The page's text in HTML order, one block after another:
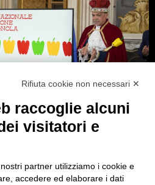
è una delle più grandi e
e la più
a un prodotto agricolo.
Rifiuta cookie non necessari ✕
raccoglie alcuni
visitatori e
partner utilizziamo i cookie e
accedere ed elaborare i dati